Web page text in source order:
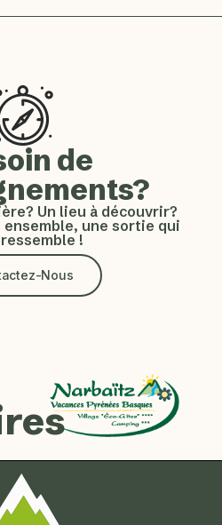
de
Un lieu à découvrir?
une sortie qui
!
Nous